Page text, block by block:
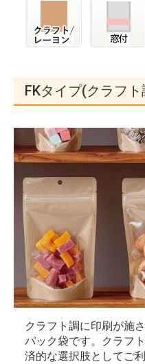
FKタイプ(クラフ
クラフト調に印刷が施
パック袋です。クラフ
済的な選択肢としてご